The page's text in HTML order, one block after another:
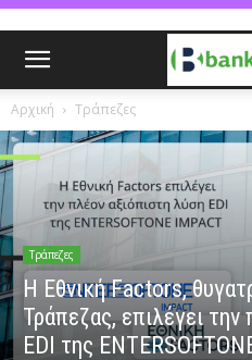
Αρχική Τράπεζες
Τράπεζες
Η Εθνική Factors,
Τράπεζας, επιλέγει
EDI της